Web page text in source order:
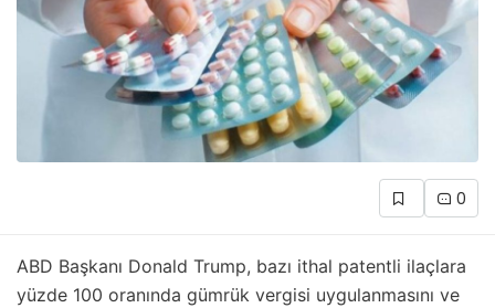
0
ABD Başkanı Donald Trump, bazı ithal patentli ilaçlara
yüzde 100 oranında gümrük vergisi uygulanmasını ve